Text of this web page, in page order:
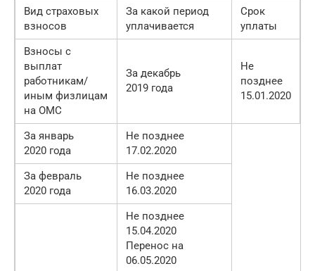
Вид страховых
взносов
За какой период
уплачивается
Срок
уплаты
Взносы с
выплат
работникам/
иным физлицам
на ОМС
За декабрь
2019 года
Не
позднее
15.01.2020
За январь
2020 года
Не позднее
17.02.2020
За февраль
2020 года
Не позднее
16.03.2020
Не позднее
15.04.2020
Перенос на
06.05.2020